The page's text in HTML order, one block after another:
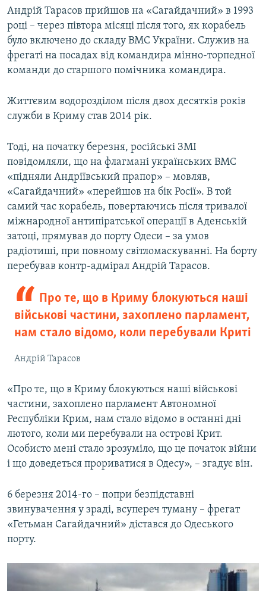
Андрій Тарасов прийшов на «Сагайдачний» в 1993
році – через півтора місяці після того, як корабель
було включено до складу ВМС України. Служив на
фрегаті на посадах від командира мінно-торпедної
команди до старшого помічника командира.
Життєвим водорозділом після двох десятків років
служби в Криму став 2014 рік.
Тоді, на початку березня, російські ЗМІ
повідомляли, що на флагмані українських ВМС
«підняли Андріївський прапор» – мовляв,
«Сагайдачний» «перейшов на бік Росії». В той
самий час корабель, повертаючись після тривалої
міжнародної антипіратської операції в Аденській
затоці, прямував до порту Одеси – за умов
радіотиші, при повному світломаскуванні. На борту
перебував контр-адмірал Андрій Тарасов.
Про те, що в Криму блокуються наші
військові частини, захоплено парламент,
нам стало відомо, коли перебували Криті
Андрій Тарасов
«Про те, що в Криму блокуються наші військові
частини, захоплено парламент Автономної
Республіки Крим, нам стало відомо в останні дні
лютого, коли ми перебували на острові Крит.
Особисто мені стало зрозуміло, що це початок війни
і що доведеться прориватися в Одесу», – згадує він.
6 березня 2014-го – попри безпідставні
звинувачення у зраді, всупереч туману – фрегат
«Гетьман Сагайдачний» дістався до Одеського
порту.